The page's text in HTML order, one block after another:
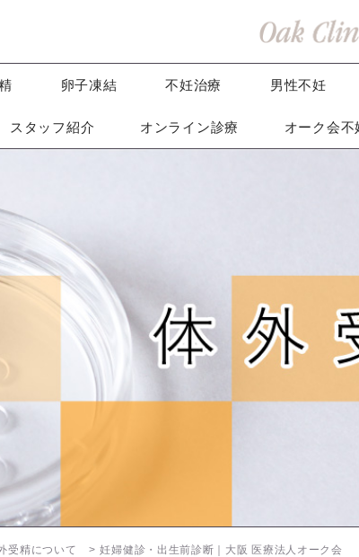
卵子凍結 不妊治療 男性不妊
スタッフ紹介 オンライン診療 オーク会不
受精について 妊婦健診・出生前診断｜大阪 医療法人オーク会